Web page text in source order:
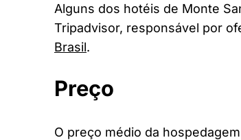
Alguns dos hotéis de Monte
Tripadvisor, responsável por
Brasil.
Preço
O preço médio da